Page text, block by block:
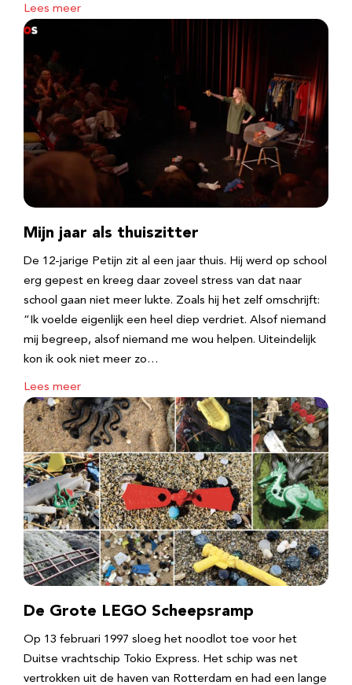
Lees meer
Mijn jaar als thuiszitter
De 12-jarige Petijn zit al een jaar thuis. Hij werd op school
erg gepest en kreeg daar zoveel stress van dat naar
school gaan niet meer lukte. Zoals hij het zelf omschrijft:
“Ik voelde eigenlijk een heel diep verdriet. Alsof niemand
mij begreep, alsof niemand me wou helpen. Uiteindelijk
kon ik ook niet meer zo…
Lees meer
De Grote LEGO Scheepsramp
Op 13 februari 1997 sloeg het noodlot toe voor het
Duitse vrachtschip Tokio Express. Het schip was net
vertrokken uit de haven van Rotterdam en had een lange